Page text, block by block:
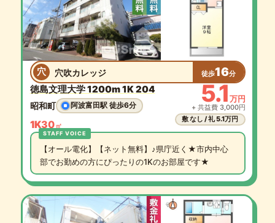
穴 穴吹カレッジ 徒歩16分
徳島文理大学 1200m 1K 204
昭和町 阿波富田駅 徒歩6分
1K30㎡
5.1万円
+ 共益費 3,000円
敷 なし / 礼 5.1万円
【オール電化】【ネット無料】♪県庁近く★市内中心
部でお勤めの方にぴったりの1Kのお部屋です★